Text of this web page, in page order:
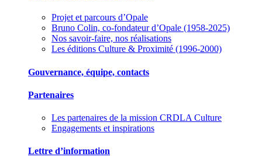
Projet et parcours d’Opale
Bruno Colin, co-fondateur d’Opale (1958-2025)
Nos savoir-faire, nos réalisations
Les éditions Culture & Proximité (1996-2000)
Gouvernance, équipe, contacts
Partenaires
Les partenaires de la mission CRDLA Culture
Engagements et inspirations
Lettre d’information